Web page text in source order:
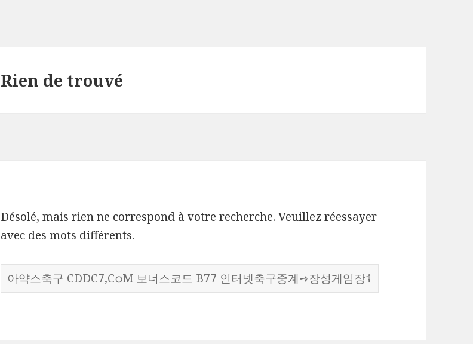
Rien de trouvé
Désolé, mais rien ne correspond à votre recherche. Veuillez réessayer
avec des mots différents.
Rechercher :